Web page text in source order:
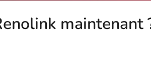
maintenant